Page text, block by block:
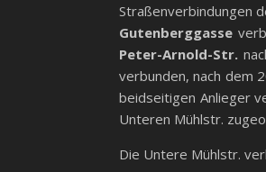
Straßenverbindungen
Gutenberggasse
Peter-Arnold-Str.
verbunden, nach dem
beidseitigen Anlieger
Unteren Mühlstr.
Die Untere Mühlstr.